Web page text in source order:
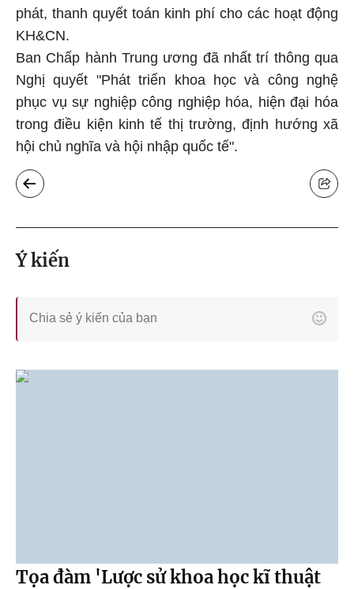
phát, thanh quyết toán kinh phí cho các hoạt động
KH&CN.
Ban Chấp hành Trung ương đã nhất trí thông qua
Nghị quyết "Phát triển khoa học và công nghệ
phục vụ sự nghiệp công nghiệp hóa, hiện đại hóa
trong điều kiện kinh tế thị trường, định hướng xã
hội chủ nghĩa và hội nhập quốc tế".
Ý kiến
Tọa đàm 'Lược sử khoa học kĩ thuật